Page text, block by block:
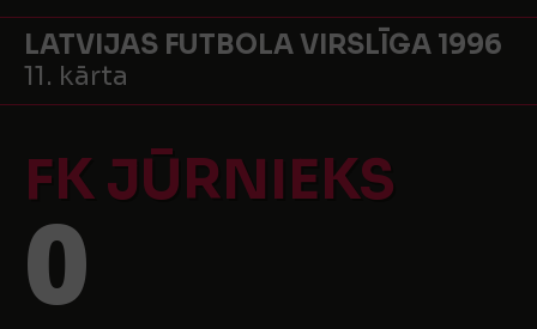
LATVIJAS FUTBOLA VIRSLĪGA 1996
11. kārta
FK JŪRNIEKS
0